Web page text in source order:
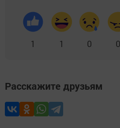
1 1 0 0
Расскажите друзьям